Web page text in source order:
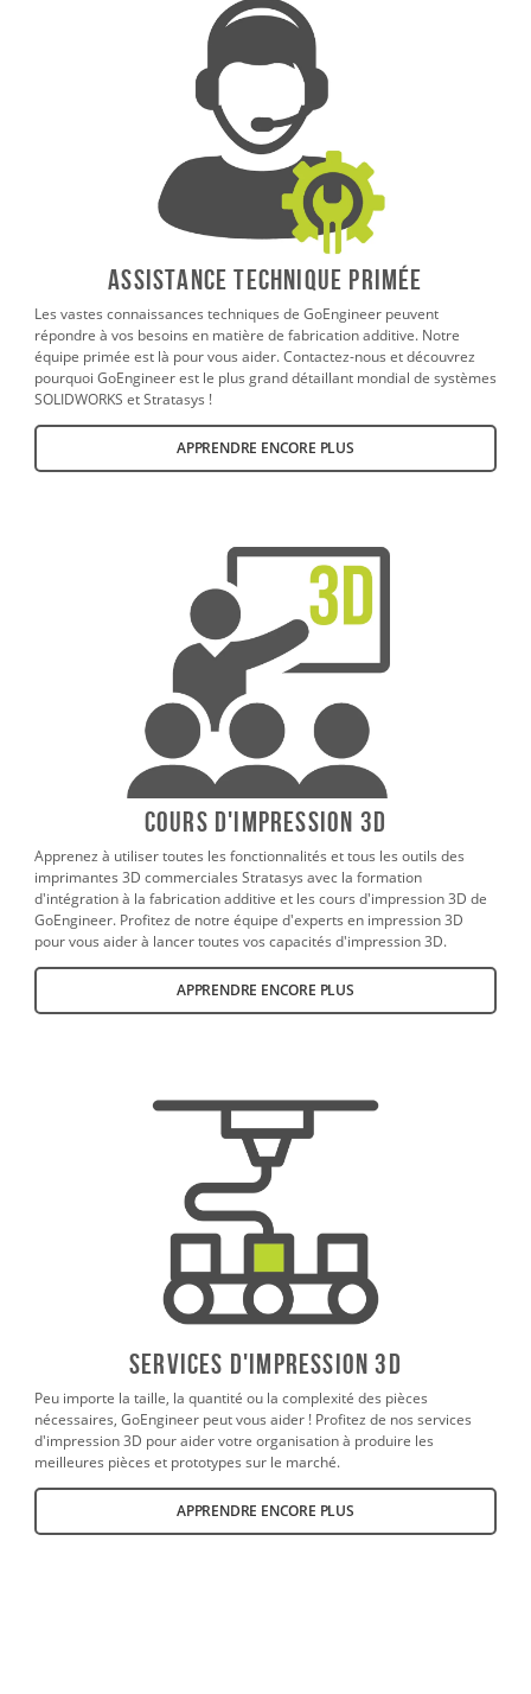
ASSISTANCE TECHNIQUE PRIMÉE
Les vastes connaissances techniques de GoEngineer peuvent
répondre à vos besoins en matière de fabrication additive. Notre
équipe primée est là pour vous aider. Contactez-nous et découvrez
pourquoi GoEngineer est le plus grand détaillant mondial de systèmes
SOLIDWORKS et Stratasys !
APPRENDRE ENCORE PLUS
Cours d'impression 3D
Apprenez à utiliser toutes les fonctionnalités et tous les outils des
imprimantes 3D commerciales Stratasys avec la formation
d'intégration à la fabrication additive et les cours d'impression 3D de
GoEngineer. Profitez de notre équipe d'experts en impression 3D
pour vous aider à lancer toutes vos capacités d'impression 3D.
APPRENDRE ENCORE PLUS
SERVICES D'IMPRESSION 3D
Peu importe la taille, la quantité ou la complexité des pièces
nécessaires, GoEngineer peut vous aider ! Profitez de nos services
d'impression 3D pour aider votre organisation à produire les
meilleures pièces et prototypes sur le marché.
APPRENDRE ENCORE PLUS